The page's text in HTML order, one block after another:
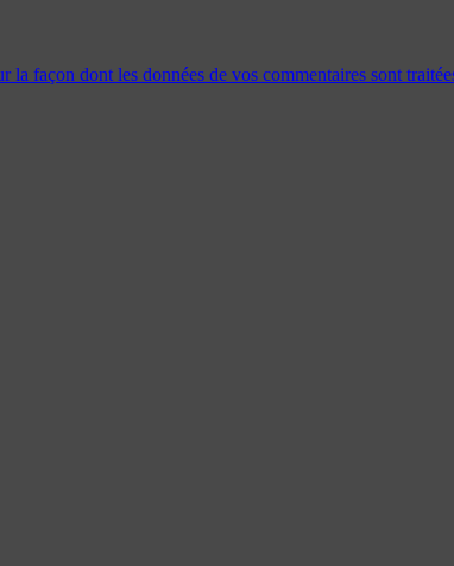
la façon dont les données de vos commentaires sont